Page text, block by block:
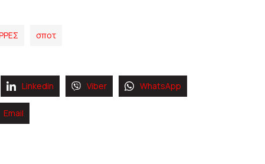
σποτ
Linkedin Viber WhatsApp
Email